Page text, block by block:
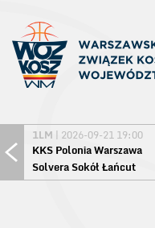
1LM | 2026-09-21 19:00
KKS Polonia Warszawa
Solvera Sokół Łańcut